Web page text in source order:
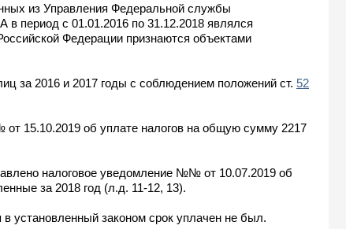
из Управления Федеральной службы
в период с 01.01.2016 по 31.12.2018 являлся
Федерации признаются объектами
за 2016 и 2017 годы с соблюдением положений ст. 52
15.10.2019 об уплате налогов на общую сумму 2217
налоговое уведомление №№ от 10.07.2019 об
за 2018 год (л.д. 11-12, 13).
установленный законом срок уплачен не был.